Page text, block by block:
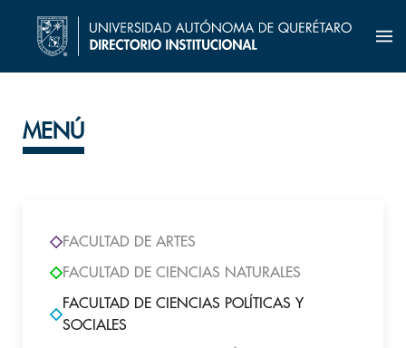
MENÚ
FACULTAD DE ARTES
FACULTAD DE CIENCIAS NATURALES
FACULTAD DE CIENCIAS POLÍTICAS Y
SOCIALES